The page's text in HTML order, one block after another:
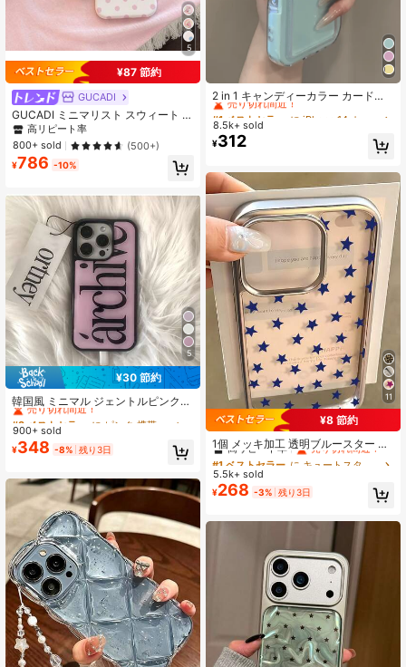
5
¥87 節約
GUCADI
GUCADI ミニマリスト スウィート ポ
ルカドット スマホケース、iPhone 1
7、17 Pro Max、16、15 ソフトケー
ス、13に適合、星空フィルム マグネ
ットスタンド付き、パーソナライ
ズ、ガーリー、クリエイティブ、ミ
キュート、コントラストカラーデザ
イン、ニッチ
高リピート率
800+ sold
(500+)
¥786 -10%
5
¥30 節約
韓国風 ミニマル ジェントルピンク
英字入り スマホケース 17 Pro Max、
Apple 16、15/14/13、12/11対応 保
護カバー 耐衝撃 (タグなし)
#3 ベストセラー
に ピンク 携帯電話ケース
売り切れ間近！
#3 ベストセラー
売り切れ間近！
#3 ベストセラー
売り切れ間近！
#3 ベストセラー
900+ sold
¥348 -8% 残り3日
2 in 1 キャンディーカラー カードホ
ルダー付き スマホケース 18 Pro 18 P
ro Max 17 Pro 17 Pro Max 17 Air 17 1
6 15 14 13 12 11 Pro Max 16 Plus対
応 シンプル 耐衝撃 クリア ソフトカ
#1 ベストセラー
売り切れ間近！
#1 ベストセラー
売り切れ間近！
#1 ベストセラー
売り切れ間近！
#1 ベストセラー
に iPhone 14 カードホルダー型携帯電話ケース
8.5k+ sold
¥312
11
¥8 節約
1個 メッキ加工 透明ブルースター デ
ザイン ミニマリスト フルカバー TP
U 耐衝撃 スマホケース Apple 17, 16,
15, 14, 13, 12, 11 Pro Max, Air 対応
#1 ベストセラー
高リピート率
売り切れ間近！
#1 ベストセラー
高リピート率
#1 ベストセラー
高リピート率
#1 ベストセラー
売り切れ間近！
5.5k+ sold
¥268 -3% 残り3日